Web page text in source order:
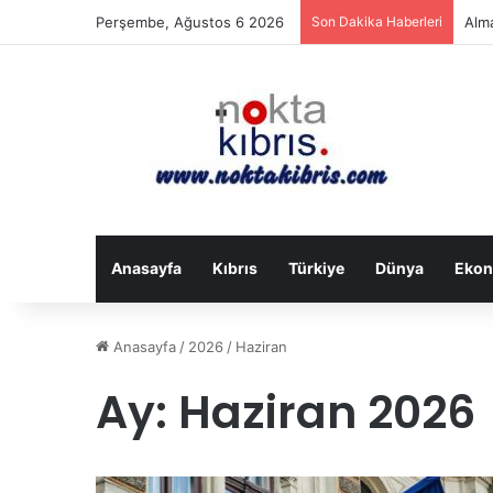
Perşembe, Ağustos 6 2026 Son Dakika Haberleri
Anasayfa Kıbrıs Türkiye Dünya
Anasayfa / 2026 / Haziran
Ay: Haziran 2026